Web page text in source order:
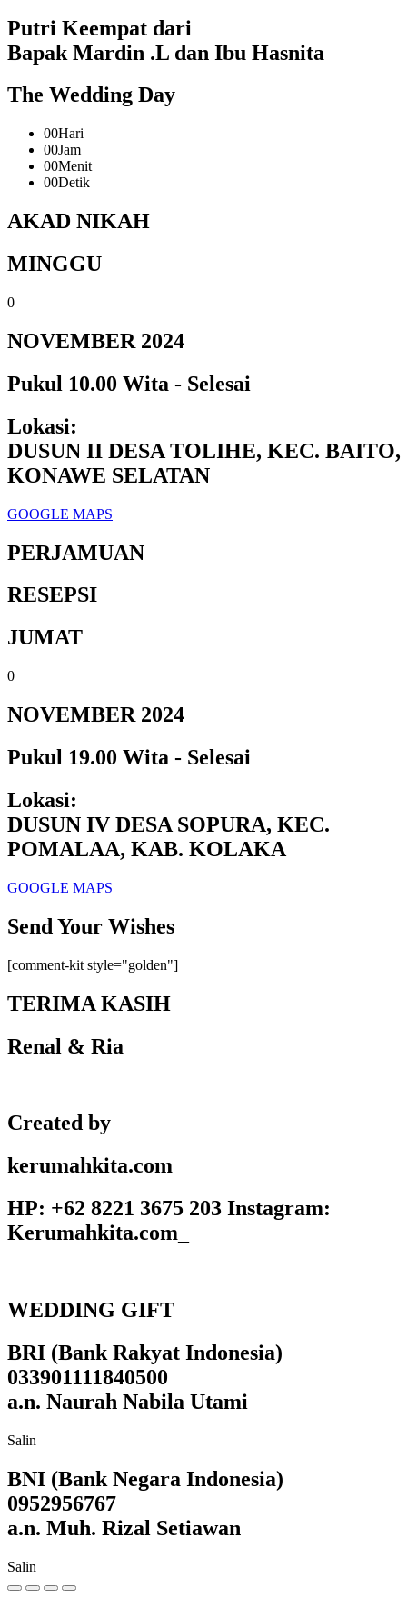
Putri Keempat dari
Bapak Mardin .L dan Ibu Hasnita
The Wedding Day
00Hari
00Jam
00Menit
00Detik
AKAD NIKAH
MINGGU
0
NOVEMBER 2024
Pukul 10.00 Wita - Selesai
Lokasi:
DUSUN II DESA TOLIHE, KEC. BAITO,
KONAWE SELATAN
GOOGLE MAPS
PERJAMUAN
RESEPSI
JUMAT
0
NOVEMBER 2024
Pukul 19.00 Wita - Selesai
Lokasi:
DUSUN IV DESA SOPURA, KEC.
POMALAA, KAB. KOLAKA
GOOGLE MAPS
Send Your Wishes
[comment-kit style="golden"]
TERIMA KASIH
Renal & Ria
Created by
kerumahkita.com
HP: +62 8221 3675 203 Instagram:
Kerumahkita.com_
WEDDING GIFT
BRI (Bank Rakyat Indonesia)
033901111840500
a.n. Naurah Nabila Utami
Salin
BNI (Bank Negara Indonesia)
0952956767
a.n. Muh. Rizal Setiawan
Salin